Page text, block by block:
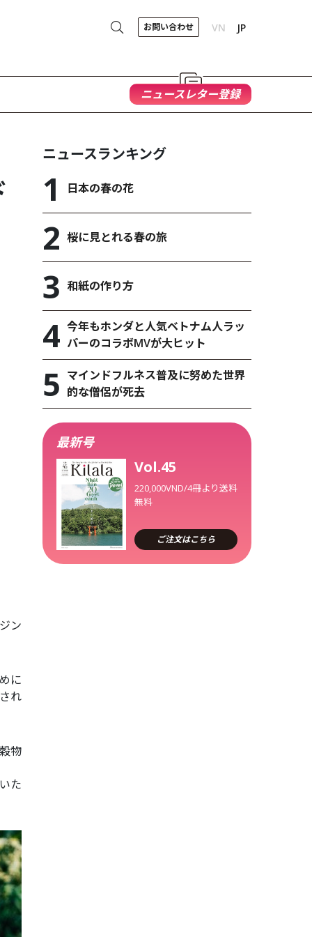
お問い合わせ VN JP
ニュースレター登録
ン
に
れ
物
た
ニュースランキング
日本の春の花
桜に見とれる春の旅
和紙の作り方
今年もホンダと人気ベトナム人ラッ
パーのコラボMVが大ヒット
マインドフルネス普及に努めた世界
的な僧侶が死去
最新号
Vol.45
220,000VND/4冊より送料
無料
ご注文はこちら